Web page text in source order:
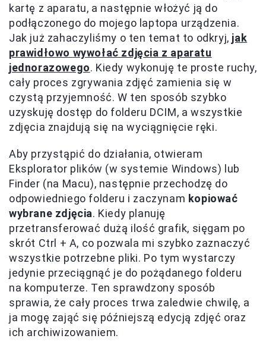
kartę z aparatu, a następnie włożyć ją do
podłączonego do mojego laptopa urządzenia.
Jak już zahaczyliśmy o ten temat to odkryj, jak
prawidłowo wywołać zdjęcia z aparatu
jednorazowego. Kiedy wykonuję te proste ruchy,
cały proces zgrywania zdjęć zamienia się w
czystą przyjemność. W ten sposób szybko
uzyskuję dostęp do folderu DCIM, a wszystkie
zdjęcia znajdują się na wyciągnięcie ręki.
Aby przystąpić do działania, otwieram
Eksplorator plików (w systemie Windows) lub
Finder (na Macu), następnie przechodzę do
odpowiedniego folderu i zaczynam kopiować
wybrane zdjęcia. Kiedy planuję
przetransferować dużą ilość grafik, sięgam po
skrót Ctrl + A, co pozwala mi szybko zaznaczyć
wszystkie potrzebne pliki. Po tym wystarczy
jedynie przeciągnąć je do pożądanego folderu
na komputerze. Ten sprawdzony sposób
sprawia, że cały proces trwa zaledwie chwilę, a
ja mogę zająć się późniejszą edycją zdjęć oraz
ich archiwizowaniem.